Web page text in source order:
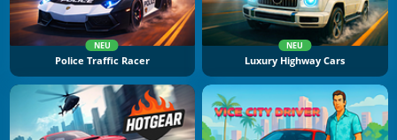
NEU
Police Traffic Racer
NEU
Luxury Highway Cars